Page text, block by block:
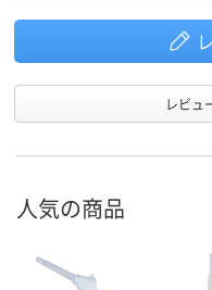
レビュ
人気の商品